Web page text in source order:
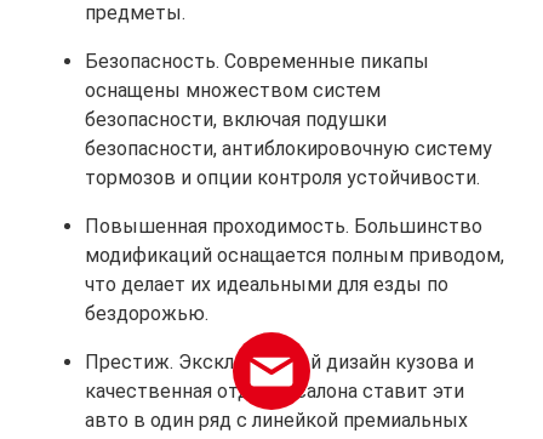
предметы.
Безопасность. Современные пикапы
оснащены множеством систем
безопасности, включая подушки
безопасности, антиблокировочную систему
тормозов и опции контроля устойчивости.
Повышенная проходимость. Большинство
модификаций оснащается полным приводом,
что делает их идеальными для езды по
бездорожью.
Престиж. Эксклюзивный дизайн кузова и
качественная отделка салона ставит эти
авто в один ряд с линейкой премиальных